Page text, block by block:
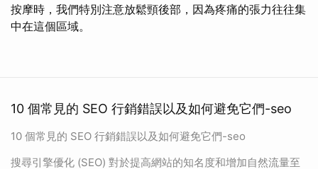
按摩時，我們特別注意放鬆頸後部，因為疼痛的張力往往集
中在這個區域。
10 個常見的 SEO 行銷錯誤以及如何避免它們-seo
10 個常見的 SEO 行銷錯誤以及如何避免它們-seo
搜尋引擎優化 (SEO) 對於提高網站的知名度和增加自然流量至